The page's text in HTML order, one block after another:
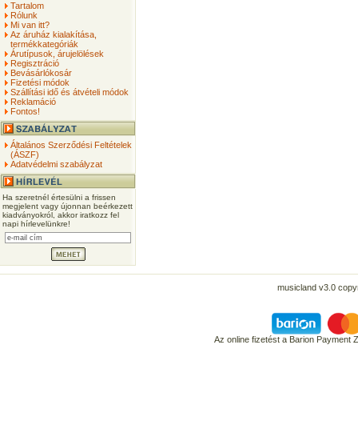
Tartalom
Rólunk
Mi van itt?
Az áruház kialakítása,
termékkategóriák
Árutípusok, árujelölések
Regisztráció
Bevásárlókosár
Fizetési módok
Szállítási idő és átvételi módok
Reklamáció
Fontos!
Általános Szerződési Feltételek
(ÁSZF)
Adatvédelmi szabályzat
Ha szeretnél értesülni a frissen
megjelent vagy újonnan beérkezett
kiadványokról, akkor iratkozz fel
napi hírlevelünkre!
musicland v3.0
Az online fizetést a Barion Payment